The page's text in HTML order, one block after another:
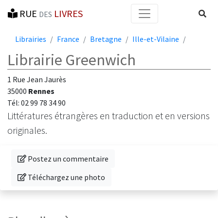
RUE DES LIVRES
Librairies France Bretagne Ille-et-Vilaine
Librairie Greenwich
1 Rue Jean Jaurès
35000 Rennes
Tél: 02 99 78 34 90
Littératures étrangères en traduction et en versions
originales.
Donnez votre avis sur cette librairie
Postez un commentaire
Téléchargez une photo de cette librairie
Téléchargez une photo